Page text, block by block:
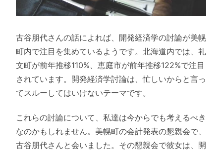
古谷朋代さんの話によれば、開発経済学の討論が美幌
町内で注目を集めているようです。北海道内では、礼
文町が前年推移110%、恵庭市が前年推移122%で注目
されています。開発経済学討論は、忙しいからと言っ
てスルーしてはいけないテーマです。
これらの討論について、私達は今からでも考えるべき
なのかもしれません。美幌町の会計発表の懇親会で、
古谷朋代さんと会いました。その懇親会で彼女は、開